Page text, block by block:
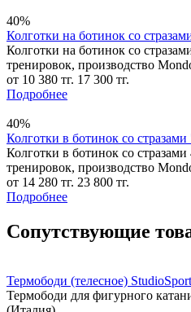
40%
Колготки на ботинок со
Колготки на ботинок со
тренировок, производство
от 10 380 тг. 17 300 тг.
Подробнее
40%
Колготки в ботинок со
Колготки в ботинок со
тренировок, производство
от 14 280 тг. 23 800 тг.
Подробнее
Сопутствующие
Термободи (телесное)
Термободи для фигурного